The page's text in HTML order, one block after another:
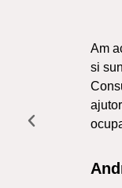
Am
si